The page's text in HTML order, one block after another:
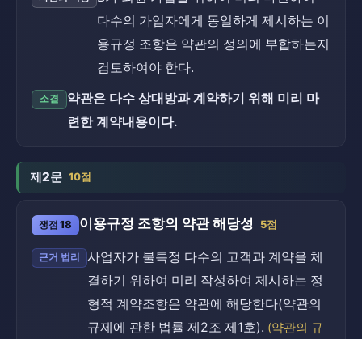
다수의 가입자에게 동일하게 제시하는 이
용규정 조항은 약관의 정의에 부합하는지
검토하여야 한다.
소결
약관은 다수 상대방과 계약하기 위해 미리 마
련한 계약내용이다.
제2문 10점
쟁점 18 이용규정 조항의 약관 해당성 5점
근거 법리
사업자가 불특정 다수의 고객과 계약을 체
결하기 위하여 미리 작성하여 제시하는 정
형적 계약조항은 약관에 해당한다(약관의
규제에 관한 법률 제2조 제1호). (약관의 규